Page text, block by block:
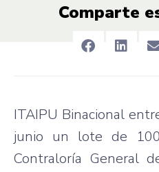
Comparte
ITAIPU Binacional
junio un lote de
Contraloría General